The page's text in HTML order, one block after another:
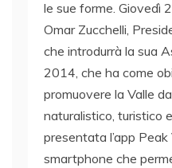
le sue forme. Giovedì
Omar Zucchelli,
che introdurrà la sua
2014, che ha come
promuovere la Valle
naturalistico, turistico
presentata l’app Peak
smartphone che